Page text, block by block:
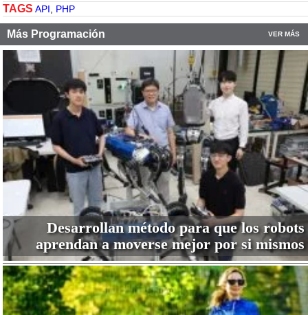
TAGS API PHP
Más Programación VER MÁS
Desarrollan método para que los robots
aprendan a moverse mejor por si mismos